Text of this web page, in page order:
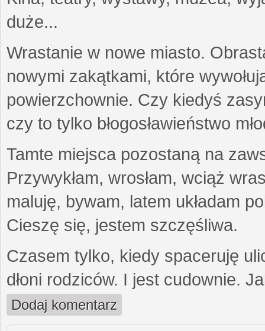
duże...
Wrastanie w nowe miasto.
nowymi zakątkami, które
powierzchownie. Czy kiedyś
czy to tylko błogosławieństwo
Tamte miejsca pozostaną na
Przywykłam, wrosłam, wciąż
maluję, bywam, latem układam
Cieszę się, jestem szczęśliwa.
Czasem tylko, kiedy spaceruję
dłoni rodziców. I jest cudownie.
Dodaj komentarz